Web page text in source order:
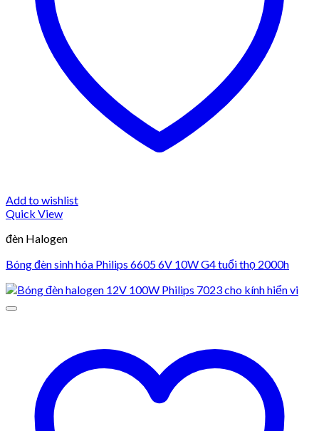
Add to wishlist
Quick View
đèn Halogen
Bóng đèn sinh hóa Philips 6605 6V 10W G4 tuổi thọ 2000h